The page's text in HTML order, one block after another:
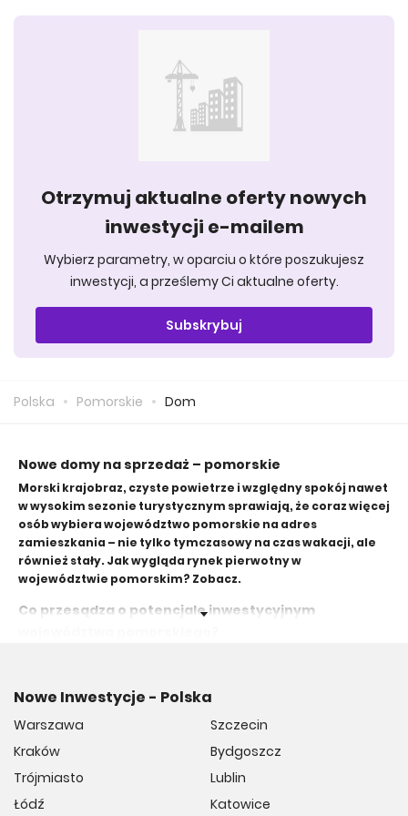
Otrzymuj aktualne oferty nowych
inwestycji e-mailem
Wybierz parametry, w oparciu o które poszukujesz
inwestycji, a prześlemy Ci aktualne oferty.
Subskrybuj
Polska Pomorskie Dom
Nowe domy na sprzedaż – pomorskie
Morski krajobraz, czyste powietrze i względny spokój nawet
w wysokim sezonie turystycznym sprawiają, że coraz więcej
osób wybiera województwo pomorskie na adres
zamieszkania – nie tylko tymczasowy na czas wakacji, ale
również stały. Jak wygląda rynek pierwotny w
województwie pomorskim? Zobacz.
Co przesądza o potencjale inwestycyjnym
się Bałtyk z jego infrastrukturą turystyczną, gęsto rozsiane po
tym terenie jeziora, a także parki narodowe i krajobrazowe. To
właśnie piękno przyrody ściąga do tej części Polski coraz więcej
osób, które chcą rozkoszować się nim na co dzień.
Trójmiasto stanowi również bardzo dobrze rozwinięte centrum
które, choć początkowo przybywają tylko w celu nabycia
Nowe Inwestycje - Polska
Warszawa
Kraków
Trójmiasto
Łódź
Szczecin
Bydgoszcz
Lublin
Katowice